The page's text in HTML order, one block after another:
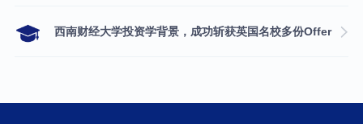
西南财经大学投资学背景，成功斩获英国名校多份Offer